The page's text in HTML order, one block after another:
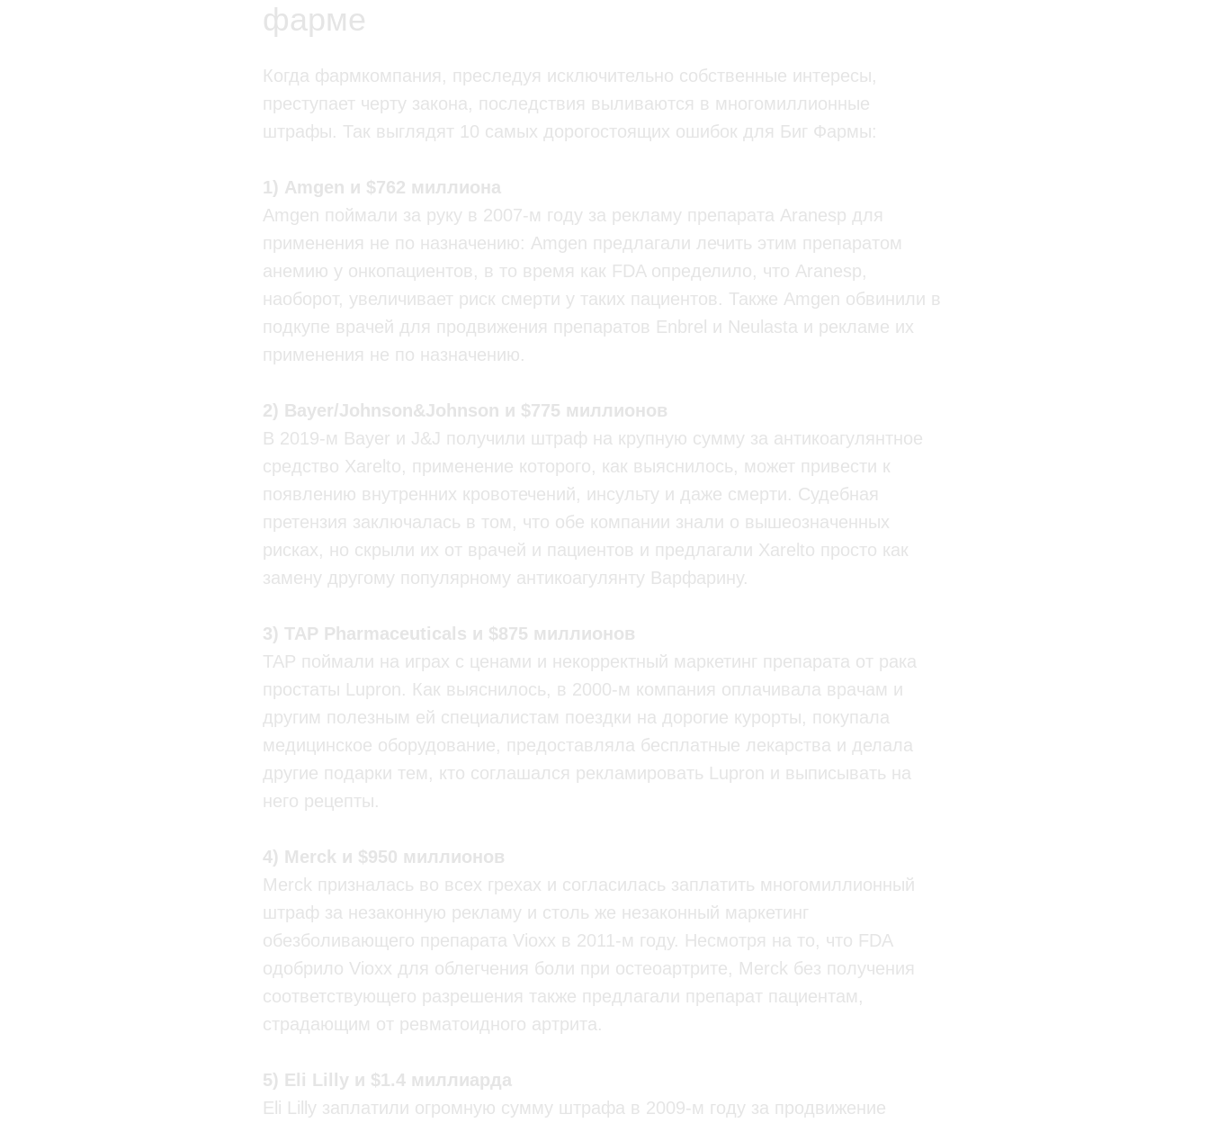
фарме
Когда фармкомпания, преследуя исключительно собственные интересы,
преступает черту закона, последствия выливаются в многомиллионные
штрафы. Так выглядят 10 самых дорогостоящих ошибок для Биг Фармы:
1) Amgen и $762 миллиона
Amgen поймали за руку в 2007-м году за рекламу препарата Aranesp для
применения не по назначению: Amgen предлагали лечить этим препаратом
анемию у онкопациентов, в то время как FDA определило, что Aranesp,
наоборот, увеличивает риск смерти у таких пациентов. Также Amgen обвинили в
подкупе врачей для продвижения препаратов Enbrel и Neulasta и рекламе их
применения не по назначению.
2) Bayer/Johnson&Johnson и $775 миллионов
В 2019-м Bayer и J&J получили штраф на крупную сумму за антикоагулянтное
средство Xarelto, применение которого, как выяснилось, может привести к
появлению внутренних кровотечений, инсульту и даже смерти. Судебная
претензия заключалась в том, что обе компании знали о вышеозначенных
рисках, но скрыли их от врачей и пациентов и предлагали Xarelto просто как
замену другому популярному антикоагулянту Варфарину.
3) TAP Pharmaceuticals и $875 миллионов
TAP поймали на играх с ценами и некорректный маркетинг препарата от рака
простаты Lupron. Как выяснилось, в 2000-м компания оплачивала врачам и
другим полезным ей специалистам поездки на дорогие курорты, покупала
медицинское оборудование, предоставляла бесплатные лекарства и делала
другие подарки тем, кто соглашался рекламировать Lupron и выписывать на
него рецепты.
4) Merck и $950 миллионов
Merck призналась во всех грехах и согласилась заплатить многомиллионный
штраф за незаконную рекламу и столь же незаконный маркетинг
обезболивающего препарата Vioxx в 2011-м году. Несмотря на то, что FDA
одобрило Vioxx для облегчения боли при остеоартрите, Merck без получения
соответствующего разрешения также предлагали препарат пациентам,
страдающим от ревматоидного артрита.
5) Eli Lilly и $1.4 миллиарда
Eli Lilly заплатили огромную сумму штрафа в 2009-м году за продвижение